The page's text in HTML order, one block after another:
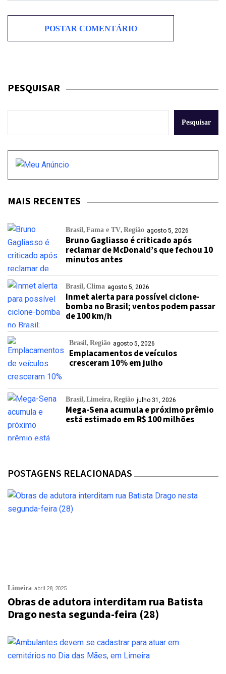
PESQUISAR
Pesquisar
MAIS RECENTES
Brasil Fama e TV Região agosto 5, 2026
Bruno Gagliasso é criticado após
reclamar de McDonald’s que fechou 10
minutos antes
Brasil Clima agosto 5, 2026
Inmet alerta para possível ciclone-
bomba no Brasil; ventos podem passar
de 100 km/h
Brasil Região agosto 5, 2026
Emplacamentos de veículos
cresceram 10% em julho
Brasil Limeira Região julho 31, 2026
Mega-Sena acumula e próximo prêmio
está estimado em R$ 100 milhões
POSTAGENS RELACIONADAS
Limeira abril 28, 2025
Obras de adutora interditam rua Batista
Drago nesta segunda-feira (28)